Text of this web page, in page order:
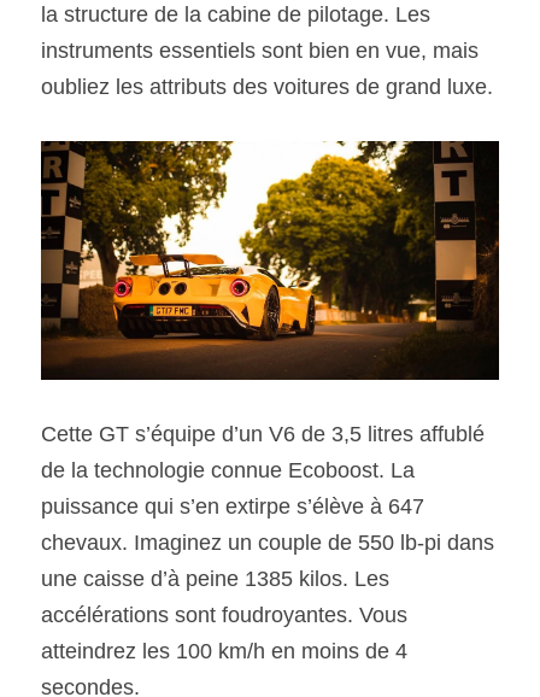
la structure de la cabine de pilotage. Les
instruments essentiels sont bien en vue, mais
oubliez les attributs des voitures de grand luxe.
Cette GT s’équipe d’un V6 de 3,5 litres affublé
de la technologie connue Ecoboost. La
puissance qui s’en extirpe s’élève à 647
chevaux. Imaginez un couple de 550 lb-pi dans
une caisse d’à peine 1385 kilos. Les
accélérations sont foudroyantes. Vous
atteindrez les 100 km/h en moins de 4
secondes.